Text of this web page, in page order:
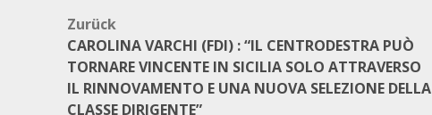
Beitragsnavigation
Zurück
CAROLINA VARCHI (FDI) : “IL CENTRODESTRA PUÒ
TORNARE VINCENTE IN SICILIA SOLO ATTRAVERSO
IL RINNOVAMENTO E UNA NUOVA SELEZIONE DELLA
CLASSE DIRIGENTE”